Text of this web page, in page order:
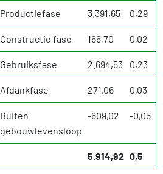
Productiefase 3.391,65 0,29
Constructie fase 166,70 0,02
Gebruiksfase 2.694,53 0,23
Afdankfase 271,06 0,03
Buiten
gebouwlevensloop
-609,02 -0,05
5.914,92 0,5